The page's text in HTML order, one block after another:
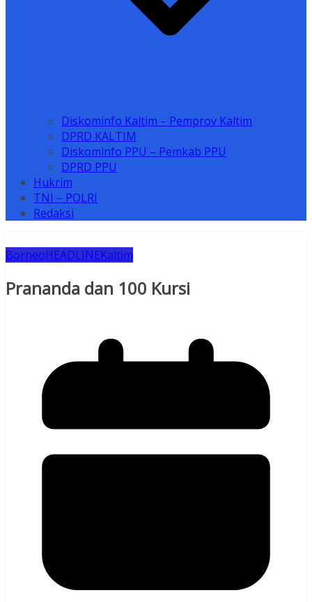
Diskominfo Kaltim – Pemprov Kaltim
DPRD KALTIM
Diskominfo PPU – Pemkab PPU
DPRD PPU
Hukrim
TNI – POLRI
Redaksi
BorneoHEADLINEKaltim
Prananda dan 100 Kursi